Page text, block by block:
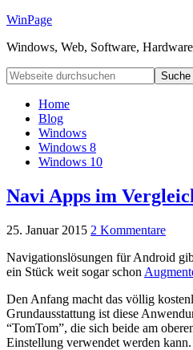
WinPage
Windows, Web, Software,
Home
Blog
Windows
Windows 8
Windows 10
Navi Apps im
25. Januar 2015 2 Kommentare
Navigationslösungen für Android
ein Stück weit sogar schon
Den Anfang macht das völlig
Grundausstattung ist diese
“TomTom”, die sich beide am
Einstellung verwendet werden kann.